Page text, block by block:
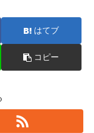
はてブ
コピー